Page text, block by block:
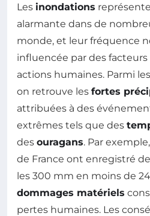
Les inondations
alarmante dans de
monde, et leur fréquence
influencée par des facteurs
actions humaines. Parmi
on retrouve les fortes
attribuées à des
extrêmes tels que des
des ouragans. Par
de France ont enregistré
les 300 mm en moins de
dommages matériels
pertes humaines. Les